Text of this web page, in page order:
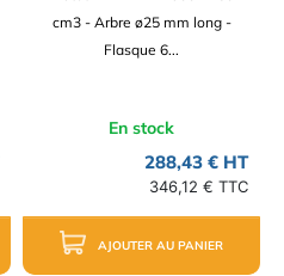
cm3 - Arbre ø25 mm long -
Flasque 6...
En stock
288,43 € HT
346,12 € TTC
AJOUTER AU PANIER